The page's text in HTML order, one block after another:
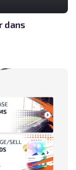
dans